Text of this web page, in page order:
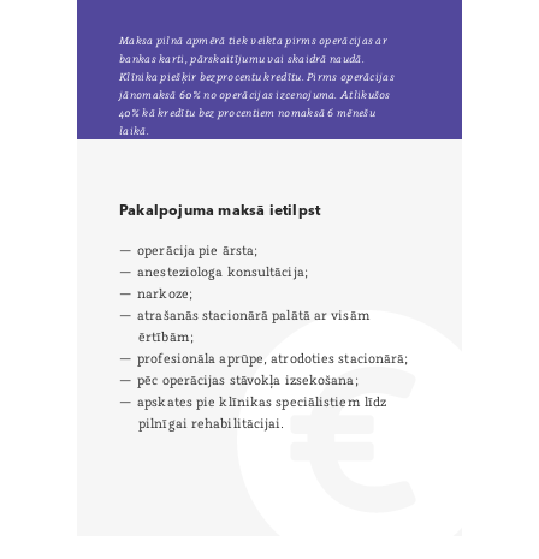
Maksa pilnā apmērā tiek veikta pirms operācijas ar
bankas karti, pārskaitījumu vai skaidrā naudā.
Klīnika piešķir bezprocentu kredītu. Pirms operācijas
jānomaksā 60% no operācijas izcenojuma. Atlikušos
40% kā kredītu bez procentiem nomaksā 6 mēnešu
laikā.
Pakalpojuma maksā ietilpst
operācija pie ārsta;
anesteziologa konsultācija;
narkoze;
atrašanās stacionārā palātā ar visām
ērtībām;
profesionāla aprūpe, atrodoties stacionārā;
pēc operācijas stāvokļa izsekošana;
apskates pie klīnikas speciālistiem līdz
pilnīgai rehabilitācijai.